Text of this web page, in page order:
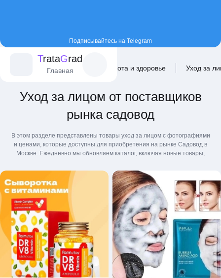
Подписывайтесь на Telegram
TrataGrad
Главная
Каталог Красота и здоровье Уход за
Уход за лицом от поставщиков
рынка садовод
В этом разделе представлены товары уход за лицом с фотографиями
и ценами, которые доступны для приобретения на рынке Садовод в
Москве. Ежедневно мы обновляем каталог, включая новые товары,
посредниками или продавцами, а предоставляем площадку для
продажи товаров на рынке. Если вы заинтересованы в покупке,
обратитесь к официальным посредникам или продавцам на рынке,
которых можно найти на странице товара, нажав кнопку "Заказать у
продавца".